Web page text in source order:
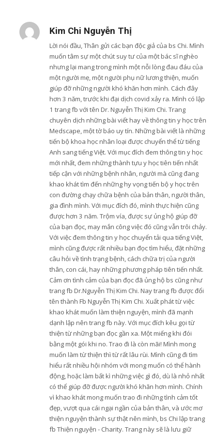
Kim Chi Nguyễn Thị
Lời nói đầu, Thân gửi các bạn độc giả của bs Chi. Mình
muốn tâm sự một chút suy tư của một bác sĩ nghèo
nhưng lại mang trong mình một nỗi lòng đau đáu của
một người mẹ, một người phụ nữ lương thiện, muốn
giúp đỡ những người khó khăn hơn mình. Cách đây
hơn 3 năm, trước khi đại dịch covid xảy ra. Mình có lập
1 trang fb với tên Dr. Nguyễn Thị Kim Chi. Trang
chuyên dịch những bài viết hay về thông tin y học trên
Medscape, một tờ báo uy tín. Những bài viết là những
tiến bộ khoa học nhân loại được chuyển thể từ tiếng
Anh sang tiếng Việt. Với mục đích đem thông tin y học
mới nhất, đem những thành tựu y học tiên tiến nhất
tiếp cận với những bệnh nhân, người mà cũng đang
khao khát tìm đến những hy vọng tiến bộ y học trên
con đường chạy chữa bệnh của bản thân, người thân,
gia đình mình. Với mục đích đó, mình thực hiện cũng
được hơn 3 năm. Trộm vía, được sự ủng hộ giúp đỡ
của bạn đọc, may mắn công việc đó cũng vẫn trôi chảy.
Với việc đem thông tin y học chuyển tải qua tiếng Việt,
mình cũng được rất nhiều bạn đọc tìm hiểu, đặt những
câu hỏi về tình trạng bệnh, cách chữa trị của người
thân, con cái, hay những phương pháp tiên tiến nhất.
Cảm ơn tình cảm của bạn đọc đã ủng hộ bs cũng như
trang fb Dr.Nguyễn Thị Kim Chi. Nay trang fb được đổi
tên thành Fb Nguyễn Thị Kim Chi. Xuất phát từ việc
khao khát muốn làm thiện nguyện, mình đã mạnh
dạnh lập nên trang fb này. Với mục đích kêu gọi từ
thiện từ những bạn đọc gần xa. Một miếng khi đói
bằng một gói khi no. Trao đi là còn mãi! Mình mong
muốn làm từ thiện thì từ rất lâu rùi. Mình cũng đi tìm
hiểu rất nhiều hội nhóm với mong muốn có thể hành
động, hoặc làm bất kì những việc gì đó, dù là nhỏ nhất
có thể giúp đỡ được người khó khăn hơn mình. Chính
vì khao khát mong muốn trao đi những tình cảm tốt
đẹp, vượt qua cái ngại ngần của bản thân, và ước mơ
thiện nguyện thành sự thật nên mình, bs Chi lập trang
fb Thiện nguyện - Charity. Trang này sẽ là lưu giữ